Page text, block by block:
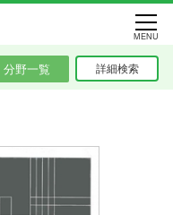
分野一覧 詳細検索
MENU